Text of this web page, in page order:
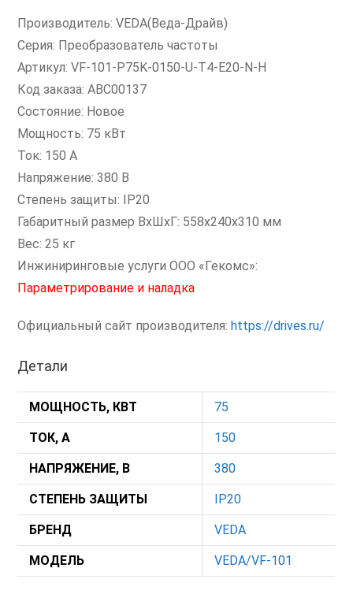
Производитель: VEDA(Веда-Драйв)
Серия: Преобразователь частоты
Артикул: VF-101-P75K-0150-U-T4-E20-N-H
Код заказа: ABC00137
Состояние: Новое
Мощность: 75 кВт
Ток: 150 А
Напряжение: 380 В
Степень защиты: IP20
Габаритный размер ВхШхГ: 558х240х310 мм
Вес: 25 кг
Инжиниринговые услуги ООО «Гекомс»:
Параметрирование и наладка
Официальный сайт производителя:https://drives.ru/
Детали
МОЩНОСТЬ, КВТ 75
ТОК, А 150
НАПРЯЖЕНИЕ, В 380
СТЕПЕНЬ ЗАЩИТЫ IP20
БРЕНД VEDA
МОДЕЛЬ VEDA/VF-101